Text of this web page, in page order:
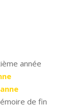
année
de fin